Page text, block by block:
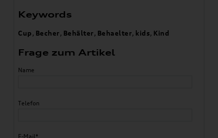
Keywords
Cup, Becher, Behälter, Behaelter, kids, Kind
Frage zum Artikel
Name
Telefon
E-Mail*